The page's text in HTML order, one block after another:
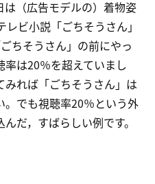
（広告モデルの）着物姿
ビ小説「ごちそうさん」
ちそうさん」の前にやっ
は20％を超えていまし
れば「ごちそうさん」は
でも視聴率20％という外
だ，すばらしい例です。